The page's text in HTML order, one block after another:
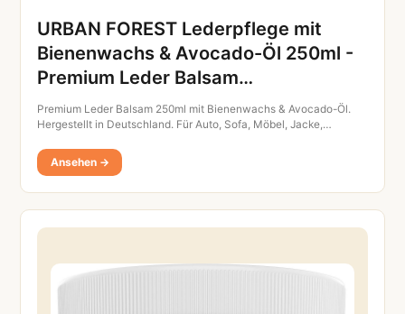
URBAN FOREST Lederpflege mit
Bienenwachs & Avocado-Öl 250ml -
Premium Leder Balsam…
Premium Leder Balsam 250ml mit Bienenwachs & Avocado-Öl.
Hergestellt in Deutschland. Für Auto, Sofa, Möbel, Jacke,…
Ansehen →